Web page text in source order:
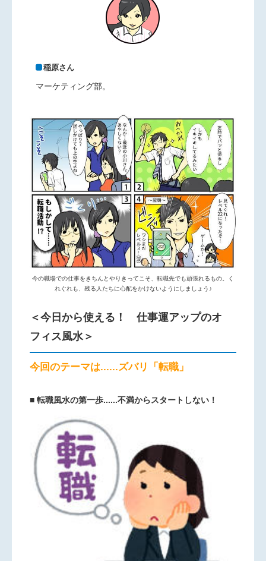
稲原さん
マーケティング部。
今の職場での仕事をきちんとやりきってこそ、転職先でも頑張れるもの。く
れぐれも、残る人たちに心配をかけないようにしましょう♪
＜今日から使える！ 仕事運アップのオ
フィス風水＞
今回のテーマは......ズバリ「転職」
■ 転職風水の第一歩......不満からスタートしない！